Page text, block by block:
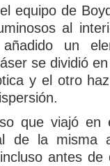
equipo de
al
un
se dividió
y el otro haz
que viajó en
de la misma
antes de